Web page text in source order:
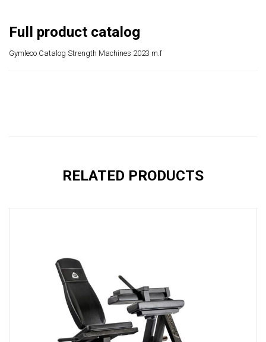
Full product catalog
Gymleco Catalog Strength Machines 2023 m.f
RELATED PRODUCTS